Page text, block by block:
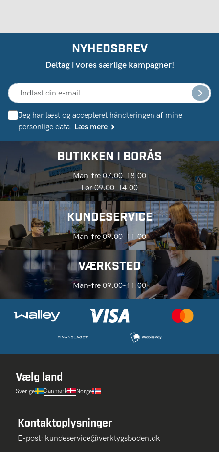
NYHEDSBREV
Deltag i vores særlige kampagner!
Jeg har læst og accepteret håndteringen af ​​mine
personlige data. Læs mere
BUTIKKEN I BORÅS
Man-fre 07.00-18.00
Lør 09.00-14.00
KUNDESERVICE
Man-fre 09.00-11.00
VÆRKSTED
Man-fre 09.00-11.00
Vælg land
Sverige Danmark Norge
Kontaktoplysninger
E-post: kundeservice@verktygsboden.dk